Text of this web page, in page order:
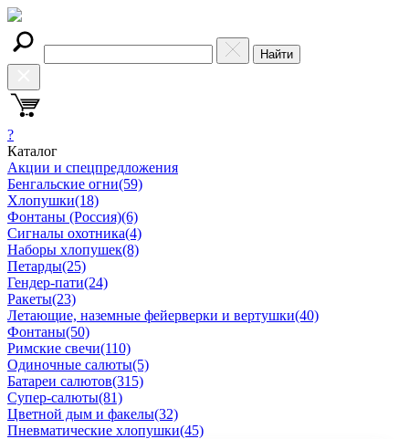
Найти
?
Каталог
Акции и спецпредложения
Бенгальские огни(59)
Хлопушки(18)
Фонтаны (Россия)(6)
Сигналы охотника(4)
Наборы хлопушек(8)
Петарды(25)
Гендер-пати(24)
Ракеты(23)
Летающие, наземные фейерверки и вертушки(40)
Фонтаны(50)
Римские свечи(110)
Одиночные салюты(5)
Батареи салютов(315)
Супер-салюты(81)
Цветной дым и факелы(32)
Пневматические хлопушки(45)